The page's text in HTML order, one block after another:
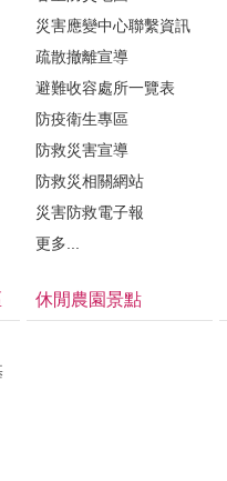
災害應變中心聯繫資訊
疏散撤離宣導
避難收容處所一覽表
防疫衛生專區
防救災害宣導
防救災相關網站
災害防救電子報
更多...
休閒農園景點